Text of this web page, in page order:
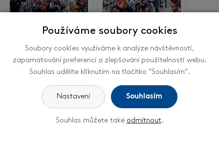
Používáme soubory cookies
Soubory cookies využíváme k analýze návštěvnosti,
zapamatování preferencí a zlepšování použitelnosti webu.
Souhlas udělíte kliknutím na tlačítko "Souhlasím".
Nastavení Souhlasím
Souhlas můžete také odmítnout.